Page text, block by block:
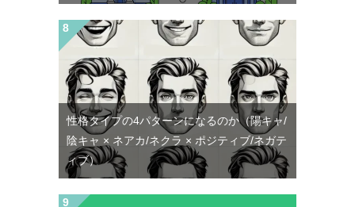
性格タイプの4パターンになるのか（陽キャ/
陰キャ × ネアカ/ネクラ × ポジティブ/ネガテ
ィブ）